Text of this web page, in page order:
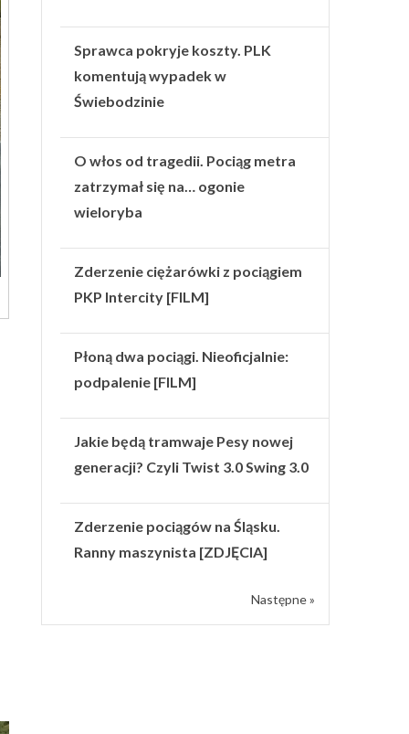
Sprawca pokryje koszty. PLK
komentują wypadek w
Świebodzinie
O włos od tragedii. Pociąg metra
zatrzymał się na… ogonie
wieloryba
Zderzenie ciężarówki z pociągiem
PKP Intercity [FILM]
Płoną dwa pociągi. Nieoficjalnie:
podpalenie [FILM]
Jakie będą tramwaje Pesy nowej
generacji? Czyli Twist 3.0 Swing 3.0
Zderzenie pociągów na Śląsku.
Ranny maszynista [ZDJĘCIA]
Następne »